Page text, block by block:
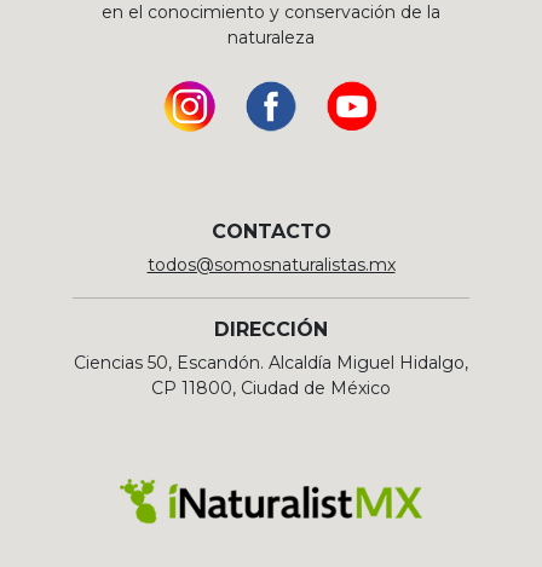
en el conocimiento y conservación de la
naturaleza
CONTACTO
todos@somosnaturalistas.mx
DIRECCIÓN
Ciencias 50, Escandón. Alcaldía Miguel Hidalgo,
CP 11800, Ciudad de México